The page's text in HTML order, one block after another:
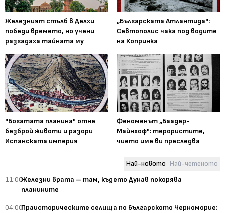
Железният стълб в Делхи
победи времето, но учени
разгадаха тайната му
„Българската Атлантида":
Севтополис чака под водите
на Копринка
"Богатата планина" отне
безброй животи и разори
Испанската империя
Феноменът „Баадер-
Майнхоф": терористите,
чието име ви преследва
Най-новото Най-четеното
11:00Железни врата – там, където Дунав покорява
планините
04:00Праисторическите селища по българското Черноморие: